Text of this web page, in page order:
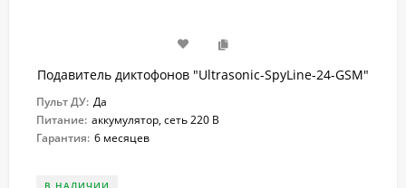
Подавитель диктофонов "Ultrasonic-SpyLine-24-GSM"
Пульт ДУ: Да
Питание: аккумулятор, сеть 220 В
Гарантия: 6 месяцев
В НАЛИЧИИ